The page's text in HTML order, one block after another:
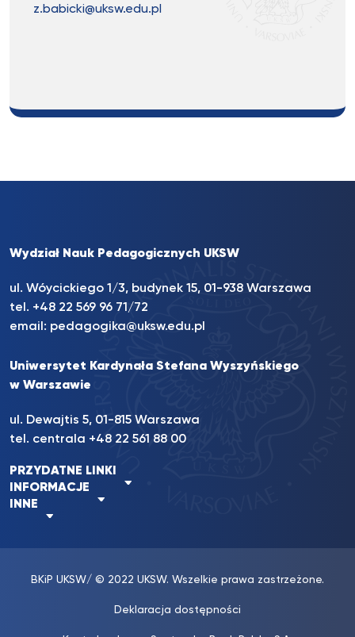
z.babicki@uksw.edu.pl
Wydział Nauk Pedagogicznych UKSW
ul. Wóycickiego 1/3, budynek 15, 01-938 Warszawa
tel. +48 22 569 96 71/72
email: pedagogika@uksw.edu.pl
Uniwersytet Kardynała Stefana Wyszyńskiego
w Warszawie
ul. Dewajtis 5, 01-815 Warszawa
tel. centrala +48 22 561 88 00
PRZYDATNE LINKI
INFORMACJE
INNE
BKiP UKSW/ © 2022 UKSW. Wszelkie prawa zastrzeżone.
Deklaracja dostępności